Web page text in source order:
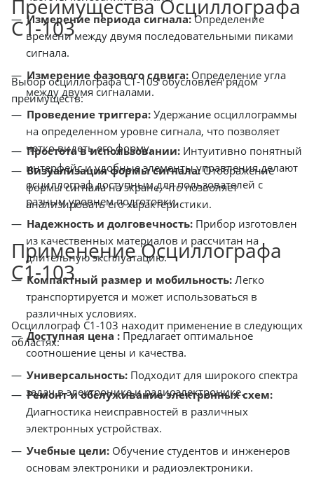
Измерение периода сигнала: Определение
времени между двумя последовательными пиками
сигнала.
Измерение фазового сдвига: Определение угла
между двумя сигналами.
Проведение триггера: Удержание осциллограммы
на определенном уровне сигнала, что позволяет
четко видеть его форму.
Визуализация формы сигнала:Отображение
формы сигнала на экране, что позволяет
анализировать его характеристики.
Преимущества Осциллографа
С1-103
Выбор осциллографа С1-103 обусловлен рядом
преимуществ:
Простота в использовании: Интуитивно понятный
интерфейс и удобные элементы управления делают
осциллограф доступным для пользователей с
разным уровнем подготовки.
Надежность и долговечность: Прибор изготовлен
из качественных материалов и рассчитан на
длительную эксплуатацию.
Компактный размер и мобильность: Легко
транспортируется и может использоваться в
различных условиях.
Доступная цена : Предлагает оптимальное
соотношение цены и качества.
Универсальность: Подходит для широкого спектра
задач в электронике и радиоэлектронике.
Применение Осциллографа
С1-103
Осциллограф С1-103 находит применение в следующих
областях:
Ремонт и обслуживание электронных схем:
Диагностика неисправностей в различных
электронных устройствах.
Учебные цели: Обучение студентов и инженеров
основам электроники и радиоэлектроники.